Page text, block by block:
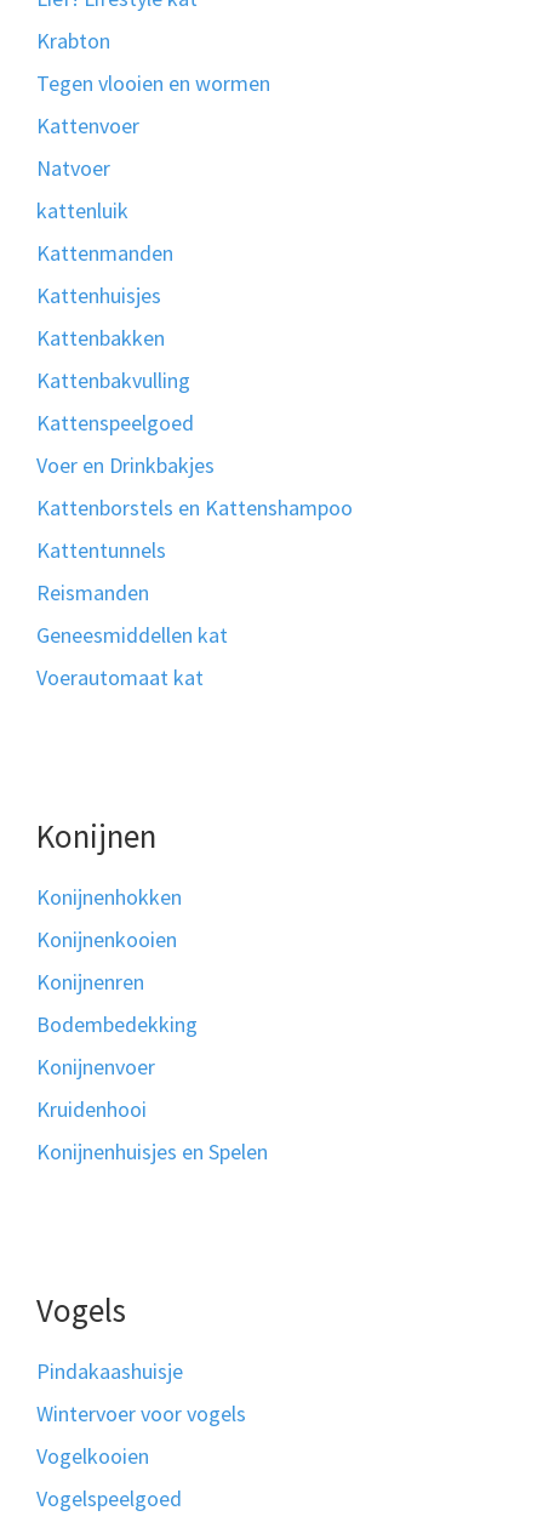
Krabton
Tegen vlooien en wormen
Kattenvoer
Natvoer
kattenluik
Kattenmanden
Kattenhuisjes
Kattenbakken
Kattenbakvulling
Kattenspeelgoed
Voer en Drinkbakjes
Kattenborstels en Kattenshampoo
Kattentunnels
Reismanden
Geneesmiddellen kat
Voerautomaat kat
Konijnen
Konijnenhokken
Konijnenkooien
Konijnenren
Bodembedekking
Konijnenvoer
Kruidenhooi
Konijnenhuisjes en Spelen
Vogels
Pindakaashuisje
Wintervoer voor vogels
Vogelkooien
Vogelspeelgoed